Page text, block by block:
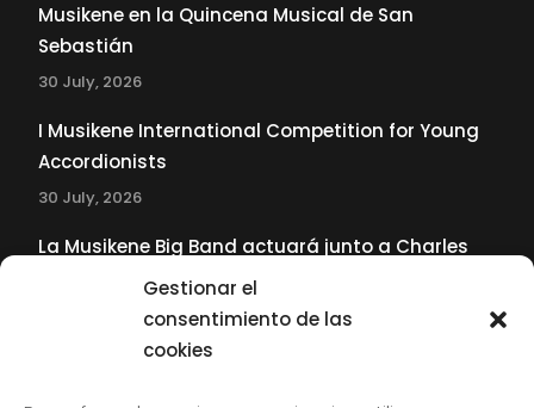
Gestionar el
consentimiento de las
cookies
Musikene en la Quincena Musical de San
Sebastián
30 July, 2026
I Musikene International Competition for Young
Accordionists
30 July, 2026
La Musikene Big Band actuará junto a Charles
Tolliver en el 61 Jazzaldia